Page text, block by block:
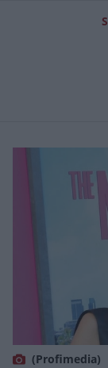
(Profimedia)